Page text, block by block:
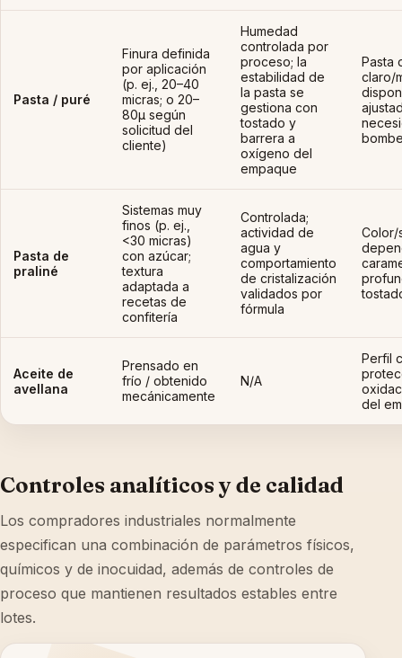
Pasta / puré
Finura definida
por aplicación
(p. ej., 20–40
micras; o 20–
80µ según
solicitud del
cliente)
Humedad
controlada por
proceso; la
estabilidad de
la pasta se
gestiona con
tostado y
barrera a
oxígeno del
empaque
Pasta
claro/
Pasta de
praliné
Sistemas muy
finos (p. ej.,
<30 micras)
con azúcar;
textura
adaptada a
recetas de
confitería
Controlada;
actividad de
agua y
comportamiento
de cristalización
validados por
fórmula
Color/
Aceite de
avellana
Prensado en
frío / obtenido
mecánicamente
N/A
Perfil
del
Controles analíticos y de calidad
Los compradores industriales normalmente
especifican una combinación de parámetros físicos,
químicos y de inocuidad, además de controles de
proceso que mantienen resultados estables entre
lotes.